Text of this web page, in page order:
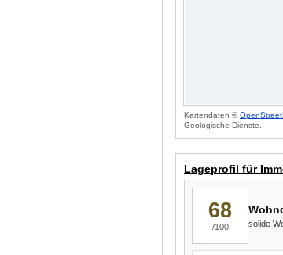
Kartendaten ©
Geologische Dienste.
Lageprofil für
68
/100 solide